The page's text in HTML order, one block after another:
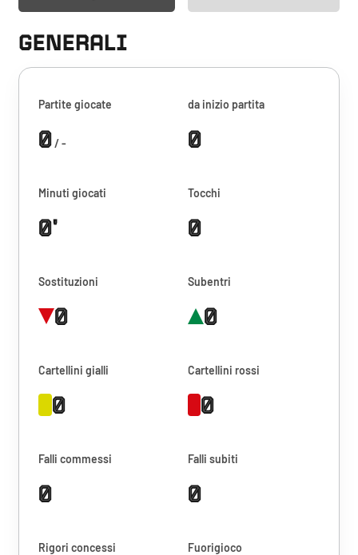
GENERALI
Partite giocate
0/ -
da inizio partita
0
Minuti giocati
0'
Tocchi
0
Sostituzioni
0
Subentri
0
Cartellini gialli
0
Cartellini rossi
0
Falli commessi
0
Falli subiti
0
Rigori concessi Fuorigioco